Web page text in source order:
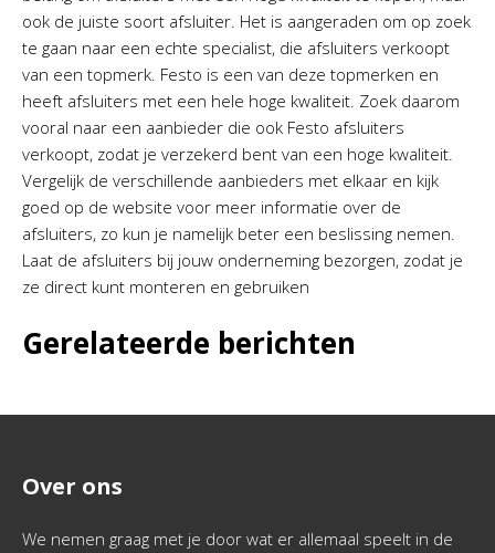
ook de juiste soort afsluiter. Het is aangeraden om op zoek
te gaan naar een echte specialist, die afsluiters verkoopt
van een topmerk. Festo is een van deze topmerken en
heeft afsluiters met een hele hoge kwaliteit. Zoek daarom
vooral naar een aanbieder die ook Festo afsluiters
verkoopt, zodat je verzekerd bent van een hoge kwaliteit.
Vergelijk de verschillende aanbieders met elkaar en kijk
goed op de website voor meer informatie over de
afsluiters, zo kun je namelijk beter een beslissing nemen.
Laat de afsluiters bij jouw onderneming bezorgen, zodat je
ze direct kunt monteren en gebruiken
Gerelateerde berichten
Over ons
We nemen graag met je door wat er allemaal speelt in de